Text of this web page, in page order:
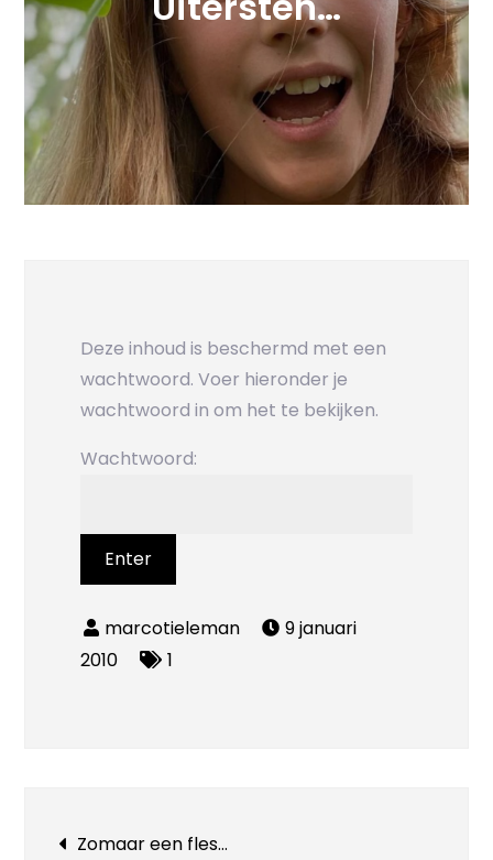
Deze inhoud is beschermd met een
wachtwoord. Voer hieronder je
wachtwoord in om het te bekijken.
Wachtwoord:
9 januari
2010
1
Bericht
Zomaar een fles…